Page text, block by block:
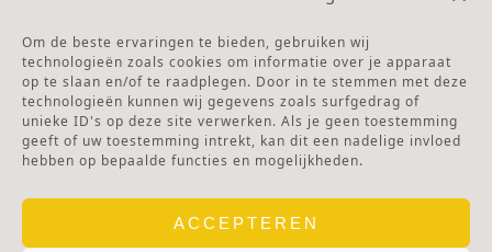
Om de beste ervaringen te bieden, gebruiken wij
technologieën zoals cookies om informatie over je apparaat
op te slaan en/of te raadplegen. Door in te stemmen met deze
technologieën kunnen wij gegevens zoals surfgedrag of
unieke ID's op deze site verwerken. Als je geen toestemming
geeft of uw toestemming intrekt, kan dit een nadelige invloed
hebben op bepaalde functies en mogelijkheden.
ACCEPTEREN
Ga naar Doneren
ANBI Stichting
RSIN nummer:002832987